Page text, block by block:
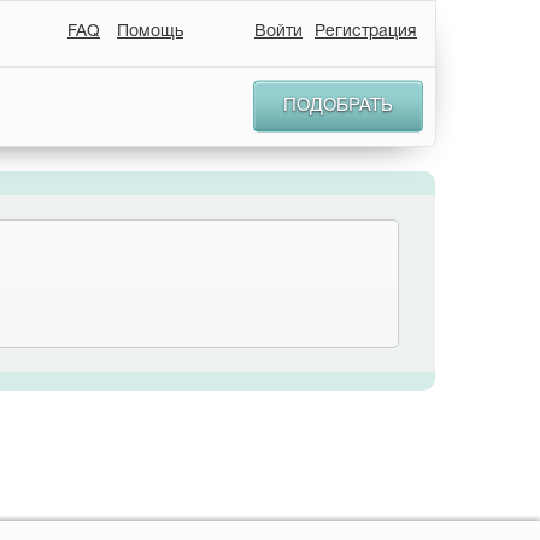
FAQ Помощь Войти Регистрация
ПОДОБРАТЬ